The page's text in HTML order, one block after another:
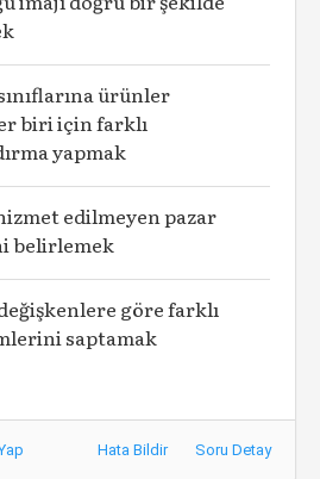
ürünler
biri için farklı
yapmak
edilmeyen pazar
belirlemek
göre farklı
saptamak
Hata Bildir Soru Detay